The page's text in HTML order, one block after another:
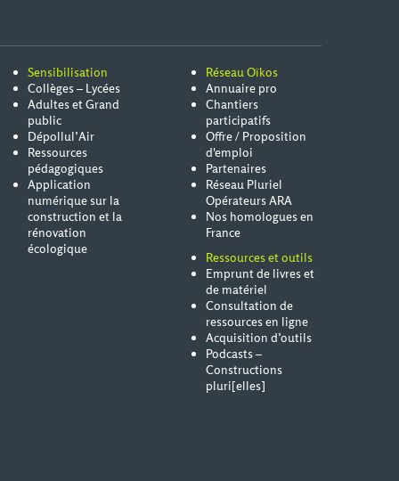
Sensibilisation
Collèges – Lycées
Adultes et Grand
public
Dépollul’Air
Ressources
pédagogiques
Application
numérique sur la
construction et la
rénovation
écologique
Réseau Oïkos
Annuaire pro
Chantiers
participatifs
Offre / Proposition
d'emploi
Partenaires
Réseau Pluriel
Opérateurs ARA
Nos homologues en
France
Ressources et outils
Emprunt de livres et
de matériel
Consultation de
ressources en ligne
Acquisition d’outils
Podcasts –
Constructions
pluri[elles]